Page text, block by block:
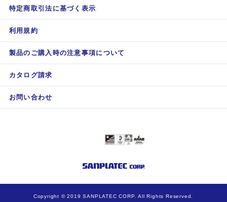
特定商取引法に基づく表示
利用規約
製品のご購入時の注意事項について
カタログ請求
お問い合わせ
Copyright © 2019 SANPLATEC CORP. All Rights Reserved.